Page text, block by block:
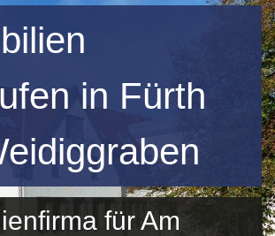
in Fürth
für Am